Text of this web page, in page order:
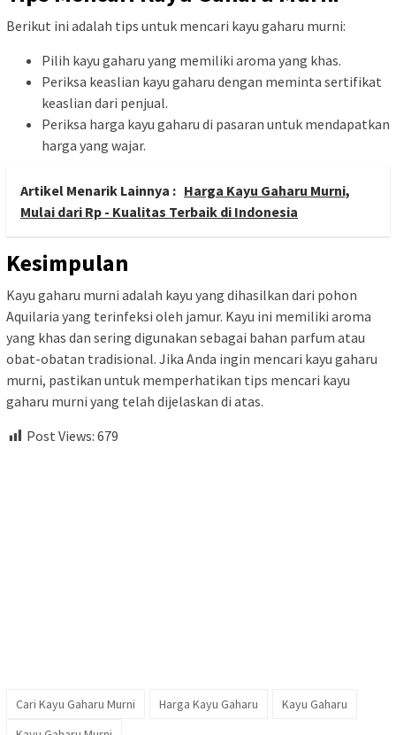
Berikut ini adalah tips untuk mencari kayu gaharu murni:
Pilih kayu gaharu yang memiliki aroma yang khas.
Periksa keaslian kayu gaharu dengan meminta sertifikat
keaslian dari penjual.
Periksa harga kayu gaharu di pasaran untuk mendapatkan
harga yang wajar.
Artikel Menarik Lainnya : Harga Kayu Gaharu Murni,
Mulai dari Rp - Kualitas Terbaik di Indonesia
Kesimpulan
Kayu gaharu murni adalah kayu yang dihasilkan dari pohon
Aquilaria yang terinfeksi oleh jamur. Kayu ini memiliki aroma
yang khas dan sering digunakan sebagai bahan parfum atau
obat-obatan tradisional. Jika Anda ingin mencari kayu gaharu
murni, pastikan untuk memperhatikan tips mencari kayu
gaharu murni yang telah dijelaskan di atas.
Post Views: 679
Cari Kayu Gaharu Murni Harga Kayu Gaharu
Kayu Gaharu